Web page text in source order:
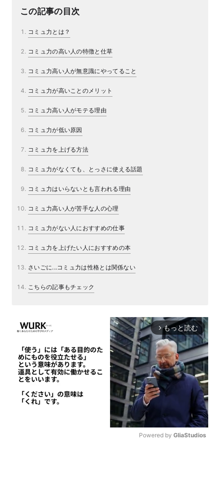
この記事の目次
コミュ力とは？
コミュ力の高い人の特徴と仕草
コミュ力高い人が無意識にやってること
コミュ力が高いことのメリット
コミュ力高い人がモテる理由
コミュ力が低い原因
コミュ力を上げる方法
コミュ力がなくても、とっさに使える話題
コミュ力はいらないとも言われる理由
コミュ力高い人が苦手な人の心理
コミュ力がない人におすすめの仕事
コミュ力を上げたい人におすすめの本
さいごに...コミュ力は性格とは関係ない
こちらの記事もチェック
arrow_forward_ios もっと読む
Powered by GliaStudios